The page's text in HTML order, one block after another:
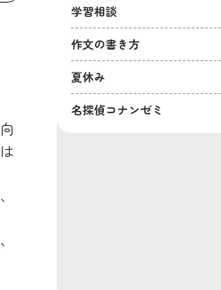
学習相談
作文の書き方
夏休み
名探偵コナンゼミ